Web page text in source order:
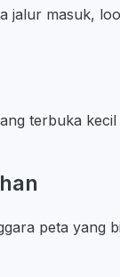
jalur masuk,
terbuka
peta yang